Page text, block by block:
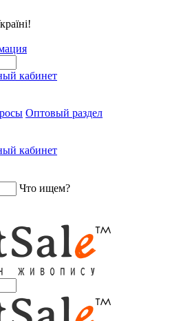
кабинет
Оптовый раздел
кабинет
Что ищем?